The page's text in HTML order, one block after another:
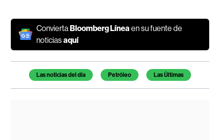
ConviertaBloomberg Línea en su fuente de
noticiasaquí
Temas de este artículo
Las noticias del día Petróleo Las Últimas